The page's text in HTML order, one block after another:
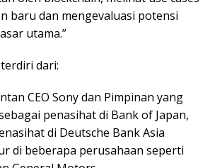
baru dan mengevaluasi potensi
utama.”
dari:
CEO Sony dan Pimpinan yang
penasihat di Bank of Japan,
di Deutsche Bank Asia
di beberapa perusahaan seperti